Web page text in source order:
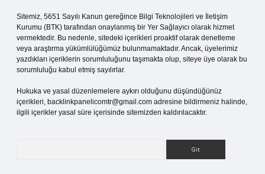
Sitemiz, 5651 Sayılı Kanun gereğince Bilgi Teknolojileri ve İletişim
Kurumu (BTK) tarafından onaylanmış bir Yer Sağlayıcı olarak hizmet
vermektedir. Bu nedenle, sitedeki içerikleri proaktif olarak denetleme
veya araştırma yükümlülüğümüz bulunmamaktadır. Ancak, üyelerimiz
yazdıkları içeriklerin sorumluluğunu taşımakta olup, siteye üye olarak bu
sorumluluğu kabul etmiş sayılırlar.
Hukuka ve yasal düzenlemelere aykırı olduğunu düşündüğünüz
içerikleri, backlinkpanelicomtr@gmail.com adresine bildirmeniz halinde,
ilgili içerikler yasal süre içerisinde sitemizden kaldırılacaktır.